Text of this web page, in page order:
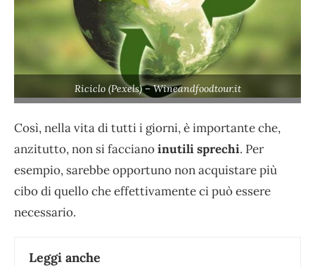
Riciclo (Pexels) – Wineandfoodtour.it
Così, nella vita di tutti i giorni, è importante che,
anzitutto, non si faccianoinutili sprechi. Per
esempio, sarebbe opportuno non acquistare più
cibo di quello che effettivamente ci può essere
necessario.
Leggi anche